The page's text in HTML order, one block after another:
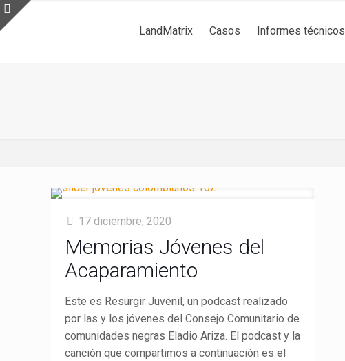
LandMatrix Casos Informes técnicos
17 diciembre, 2020
Memorias Jóvenes del
Acaparamiento
Este es Resurgir Juvenil, un podcast realizado
por las y los jóvenes del Consejo Comunitario de
comunidades negras Eladio Ariza. El podcast y la
canción que compartimos a continuación es el